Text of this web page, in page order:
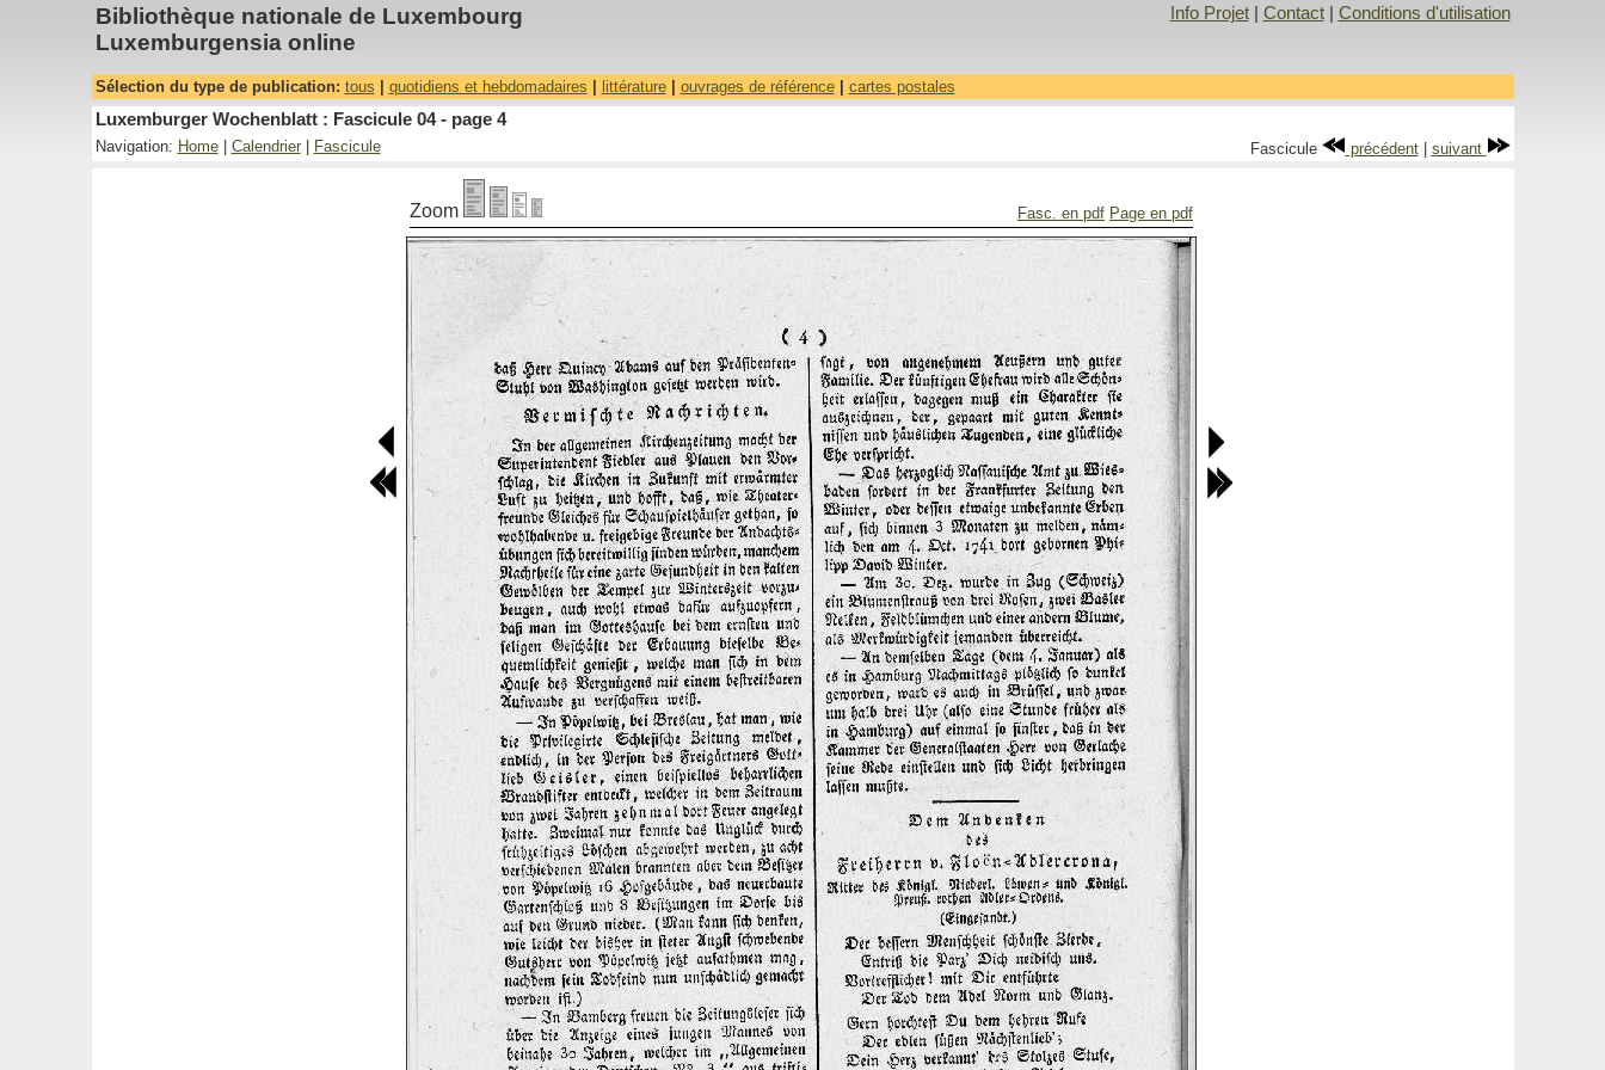
Bibliothèque nationale de Luxembourg
Luxemburgensia online
Info Projet| Contact| Conditions d'utilisation
Sélection du type de publication: tous quotidiens et hebdomadaires littérature| ouvrages de référence| cartes postales
Luxemburger Wochenblatt : Fascicule 04 - page 4
Navigation: Home| Calendrier| Fascicule Fascicule précédent| suivant
Zoom Fasc. en pdf Page en pdf